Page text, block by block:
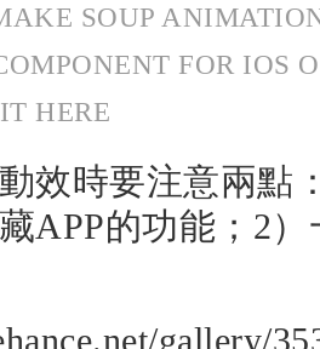
SOUP
FOR IOS
HERE
效時要注意兩點
APP的功能；2
gallery/